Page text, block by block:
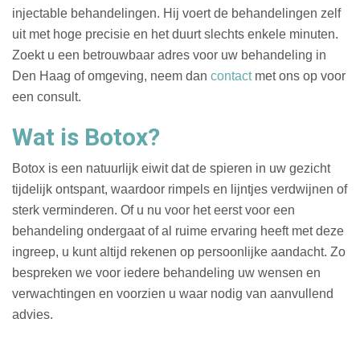
injectable behandelingen. Hij voert de behandelingen zelf
uit met hoge precisie en het duurt slechts enkele minuten.
Zoekt u een betrouwbaar adres voor uw behandeling in
Den Haag of omgeving, neem dan contactmet ons op voor
een consult.
Wat is Botox?
Botox is een natuurlijk eiwit dat de spieren in uw gezicht
tijdelijk ontspant, waardoor rimpels en lijntjes verdwijnen of
sterk verminderen. Of u nu voor het eerst voor een
behandeling ondergaat of al ruime ervaring heeft met deze
ingreep, u kunt altijd rekenen op persoonlijke aandacht. Zo
bespreken we voor iedere behandeling uw wensen en
verwachtingen en voorzien u waar nodig van aanvullend
advies.